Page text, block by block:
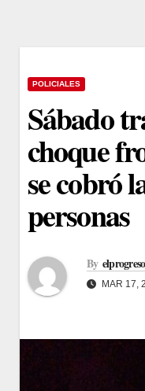
POLICIALES
Sábado
choque
se cobró
personas
By
MAR 17,